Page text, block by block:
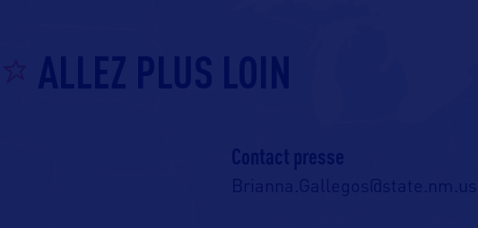
ALLEZ PLUS LOIN
Contact presse
Brianna.Gallegos@state.nm.us